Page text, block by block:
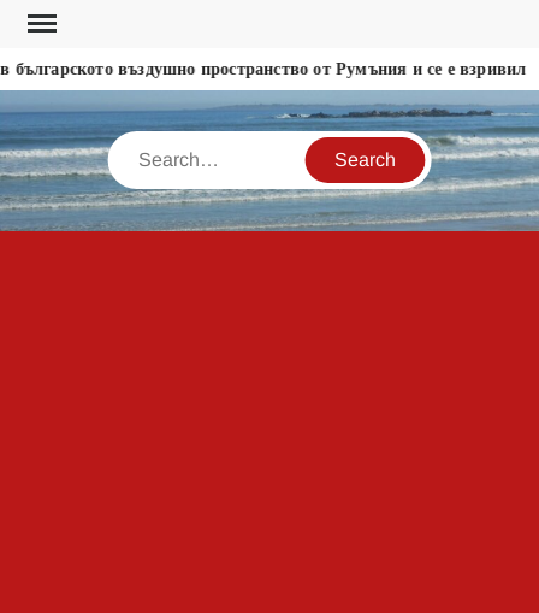
Skip
content
въздушно пространство от Румъния и се е взривил
Search